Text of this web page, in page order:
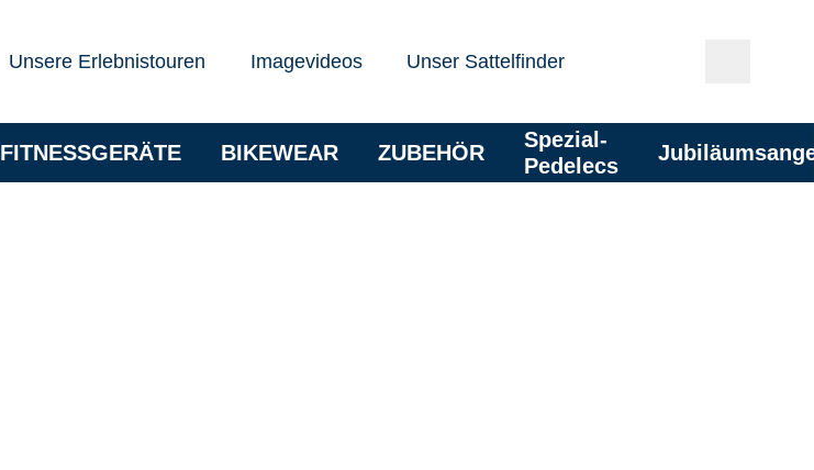
Unsere Erlebnistouren Imagevideos Unser Sattelfinder
FITNESSGERÄTE BIKEWEAR ZUBEHÖR
Spezial-
Pedelecs